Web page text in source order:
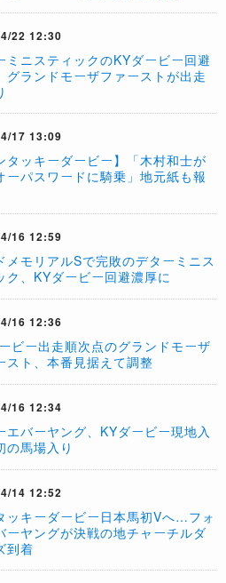
22 12:30
ミニスティックのKYダービー回避
グランドモーザファーストが出走
17 13:09
タッキーダービー】「木村和士が
ーパスワードに騎乗」地元紙も報
16 12:59
メモリアルSで完敗のデターミニス
ク、KYダービー回避濃厚に
16 12:36
ビー出走順次点のグランドモーザ
スト、本番見据えて調整
16 12:34
エバーヤング、KYダービー現地入
の馬場入り
14 12:52
ッキーダービー日本馬初Vへ…フォ
ーヤングが決戦の地チャーチルダ
到着